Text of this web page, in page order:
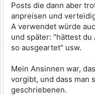
Posts die dann aber
anpreisen und
A verwendet würde
und später: "hättest
so ausgeartet" usw.
Mein Ansinnen war,
vorgibt, und dass man
geschriebenen.